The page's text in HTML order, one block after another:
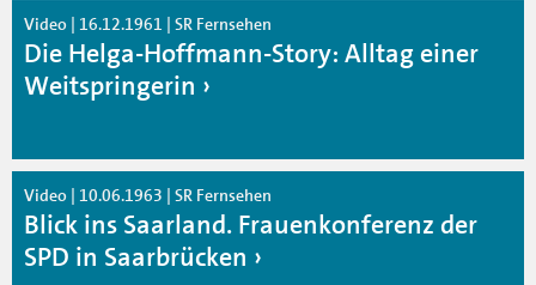
Video | 16.12.1961 | SR Fernsehen
Die Helga-Hoffmann-Story: Alltag einer
Weitspringerin
Video | 10.06.1963 | SR Fernsehen
Blick ins Saarland. Frauenkonferenz der
SPD in Saarbrücken